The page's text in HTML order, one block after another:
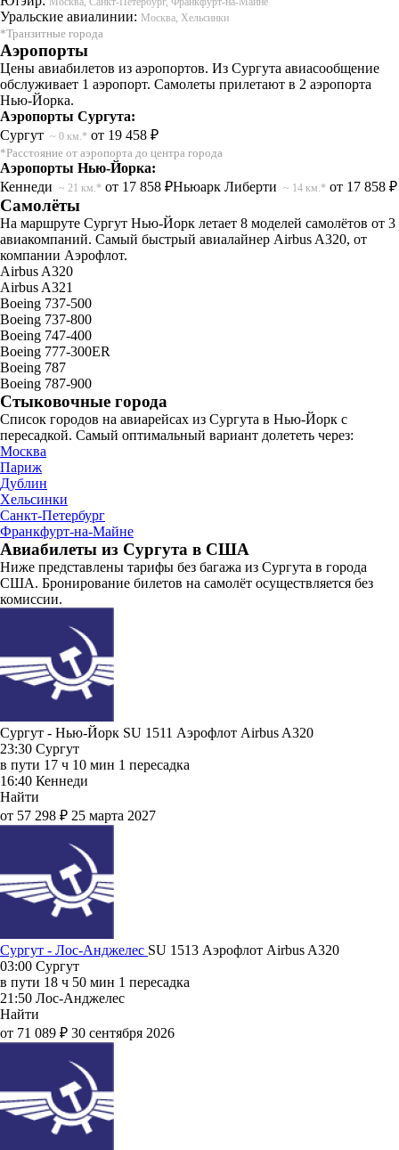
Уральские авиалинии: Москва, Хельсинки
*Транзитные города
Аэропорты
Цены авиабилетов из аэропортов. Из Сургута авиасообщение
обслуживает 1 аэропорт. Самолеты прилетают в 2 аэропорта
Нью-Йорка.
Аэропорты Сургута:
Сургут ~ 0 км.* от 19 458 ₽
*Расстояние от аэропорта до центра города
Аэропорты Нью-Йорка:
Кеннеди ~ 21 км.* от 17 858 ₽Ньюарк Либерти ~ 14 км.* от 17 858 ₽
Самолёты
На маршруте Сургут Нью-Йорк летает 8 моделей самолётов от 3
авиакомпаний. Самый быстрый авиалайнер Airbus A320, от
компании Аэрофлот.
Airbus A320
Airbus A321
Boeing 737-500
Boeing 737-800
Boeing 747-400
Boeing 777-300ER
Boeing 787
Boeing 787-900
Стыковочные города
Список городов на авиарейсах из Сургута в Нью-Йорк с
пересадкой. Самый оптимальный вариант долететь через:
Москва
Париж
Дублин
Хельсинки
Санкт-Петербург
Франкфурт-на-Майне
Авиабилеты из Сургута в США
Ниже представлены тарифы без багажа из Сургута в города
США. Бронирование билетов на самолёт осуществляется без
комиссии.
Сургут - Нью-Йорк SU 1511 Аэрофлот Airbus A320
23:30 Сургут
в пути 17 ч 10 мин 1 пересадка
16:40 Кеннеди
Найти
от 57 298 ₽ 25 марта 2027
Сургут - Лос-Анджелес SU 1513 Аэрофлот Airbus A320
03:00 Сургут
в пути 18 ч 50 мин 1 пересадка
21:50 Лос-Анджелес
Найти
от 71 089 ₽ 30 сентября 2026